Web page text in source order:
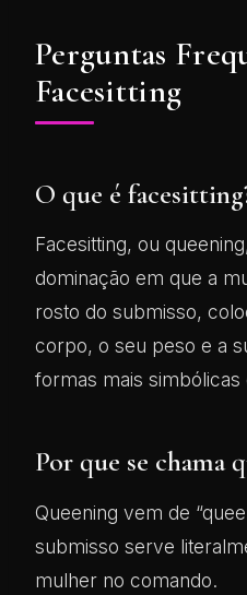
Perguntas
Facesitting
O que é
Facesitting, ou
dominação em que a
rosto do submisso,
corpo, o seu peso e a
formas mais simbólicas
Por que se chama
Queening vem de
submisso serve
mulher no comando.